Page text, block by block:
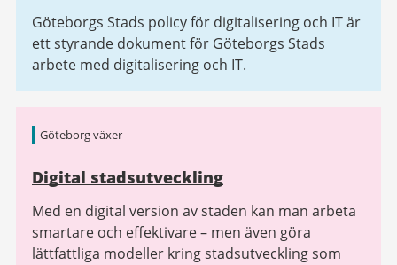
Göteborgs Stads policy för digitalisering och IT är
ett styrande dokument för Göteborgs Stads
arbete med digitalisering och IT.
Göteborg växer
Digital stadsutveckling
Med en digital version av staden kan man arbeta
smartare och effektivare – men även göra
lättfattliga modeller kring stadsutveckling som